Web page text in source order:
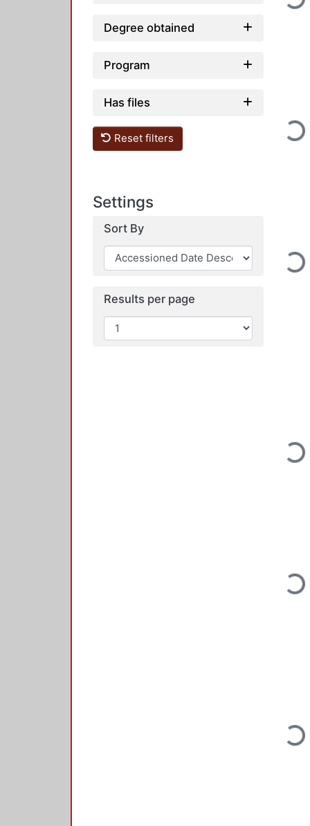
Degree obtained
Program
Has files
Reset filters
Settings
Sort By
Results per page
Loading...
Loading...
Loading...
Loading...
Loading...